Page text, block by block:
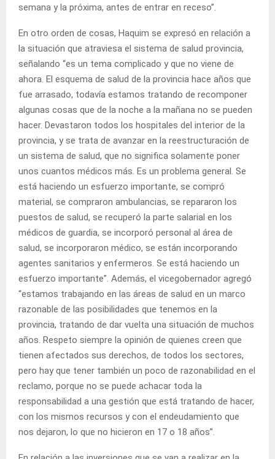
semana y la próxima, antes de entrar en receso”.
En otro orden de cosas, Haquim se expresó en relación a
la situación que atraviesa el sistema de salud provincia,
señalando “es un tema complicado y que no viene de
ahora. El esquema de salud de la provincia hace años que
fue arrasado, todavía estamos tratando de recomponer
algunas cosas que de la noche a la mañana no se pueden
hacer. Devastaron todos los hospitales del interior de la
provincia, y se trata de avanzar en la reestructuración de
un sistema de salud, que no significa solamente poner
unos cuantos médicos más. Es un problema general. Se
está haciendo un esfuerzo importante, se compró
material, se compraron ambulancias, se repararon los
puestos de salud, se recuperó la parte salarial en los
médicos de guardia, se incorporó personal al área de
salud, se incorporaron médico, se están incorporando
agentes sanitarios y enfermeros. Se está haciendo un
esfuerzo importante”. Además, el vicegobernador agregó
“estamos trabajando en las áreas de salud en un marco
razonable de las posibilidades que tenemos en la
provincia, tratando de dar vuelta una situación de muchos
años. Respeto siempre la opinión de quienes creen que
tienen afectados sus derechos, de todos los sectores,
pero hay que tener también un poco de razonabilidad en el
reclamo, porque no se puede achacar toda la
responsabilidad a una gestión que está tratando de hacer,
con los mismos recursos y con el endeudamiento que
nos dejaron, lo que no hicieron en 17 o 18 años”.